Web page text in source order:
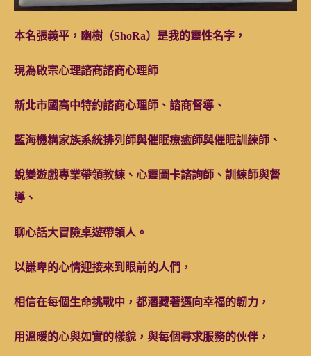
本名張義平，幽樹（ShoRa）是我的靈性名字，
現為啟宗心理諮商諮商心理師
新北市國高中特約諮商心理師、諮商督導、
藍海機構家族系統排列師與催眠療癒師與催眠訓練師、
蛻變遊戲專業帶領教練、 心靈圖卡諮詢師、訓練師與督
導、
聊心話大冒險桌遊帶領人。
以謙卑的心情迎接來到眼前的人們，
相信在每個生命挑戰中，都潛藏著邁向幸福的韌力，
用溫暖的心與如實的樣貌，與每個尋求服務的伙伴，